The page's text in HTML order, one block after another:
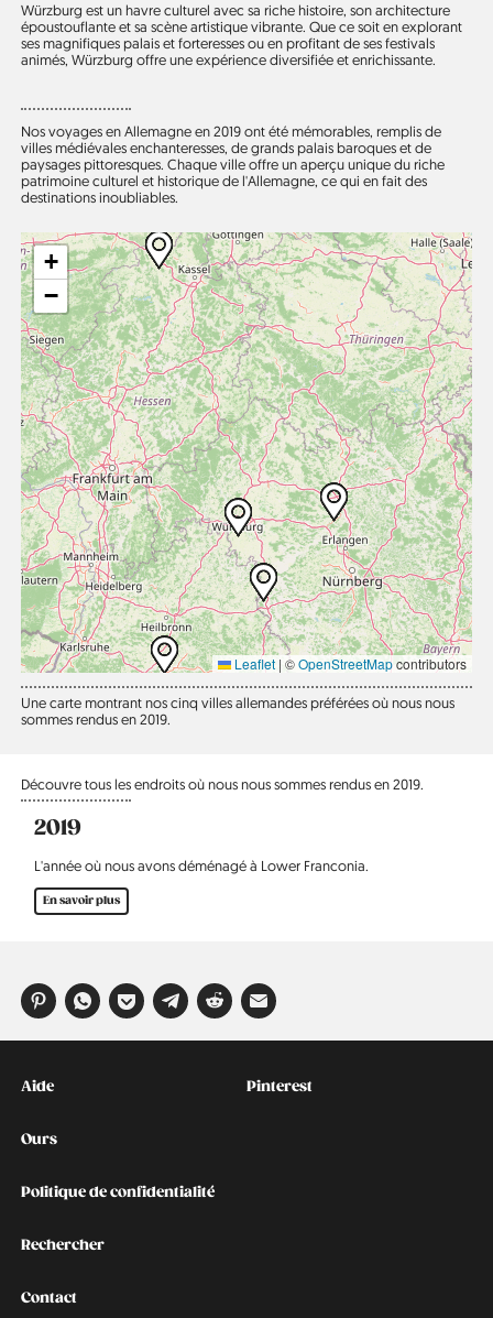
Würzburg est un havre culturel avec sa riche histoire, son architecture
époustouflante et sa scène artistique vibrante. Que ce soit en explorant
ses magnifiques palais et forteresses ou en profitant de ses festivals
animés, Würzburg offre une expérience diversifiée et enrichissante.
Nos voyages en Allemagne en 2019 ont été mémorables, remplis de
villes médiévales enchanteresses, de grands palais baroques et de
paysages pittoresques. Chaque ville offre un aperçu unique du riche
patrimoine culturel et historique de l'Allemagne, ce qui en fait des
destinations inoubliables.
+
−
Leaflet | ©OpenStreetMapcontributors
Une carte montrant nos cinq villes allemandes préférées où nous nous
sommes rendus en 2019.
Découvre tous les endroits où nous nous sommes rendus en 2019.
2019
L'année où nous avons déménagé à Lower Franconia.
En savoir plus
Kontakt
Aide
Ours
Politique de confidentialité
Rechercher
Contact
Social
Pinterest